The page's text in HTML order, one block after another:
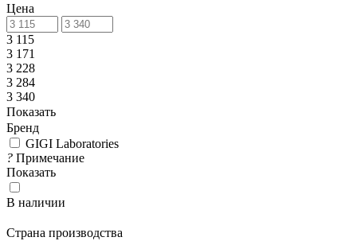
Цена
3 115
3 171
3 228
3 284
3 340
Показать
Бренд
GIGI Laboratories
? Примечание
Показать
В наличии
Страна производства